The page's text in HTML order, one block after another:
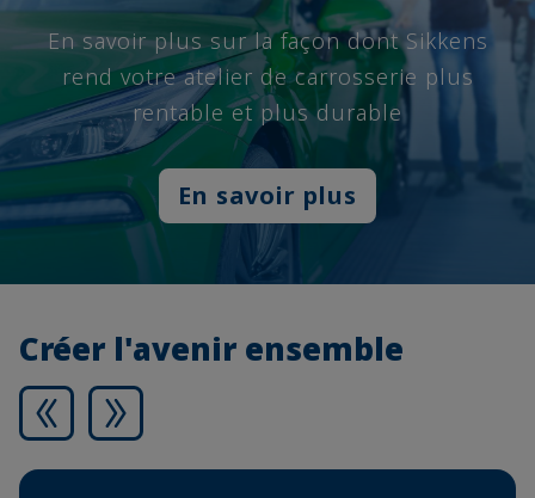
En savoir plus sur la façon dont Sikkens
rend votre atelier de carrosserie plus
rentable et plus durable
En savoir plus
Créer l'avenir ensemble